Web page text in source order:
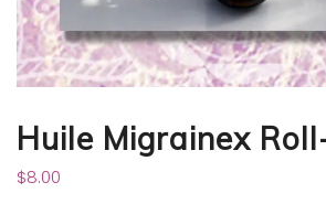
Huile Migrainex
$8.00